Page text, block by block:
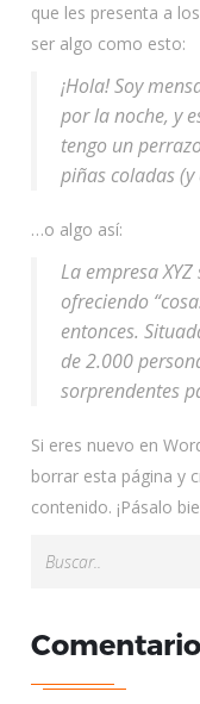
que les presenta a
ser algo como esto:
¡Hola! Soy
por la noche, y
tengo un
piñas coladas
…o algo así:
La empresa
ofreciendo
entonces.
de 2.000
sorprendentes
Si eres nuevo en
borrar esta página y
contenido. ¡Pásalo